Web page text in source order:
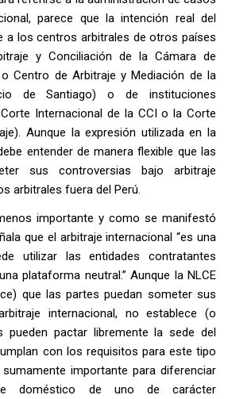
parece que la intención real del
a los centros arbitrales de otros países
y Conciliación de la Cámara de
Centro de Arbitraje y Mediación de la
de Santiago) o de instituciones
Internacional de la CCI o la Corte
Aunque la expresión utilizada en la
entender de manera flexible que las
sus controversias bajo arbitraje
arbitrales fuera del Perú.
importante y como se manifestó
que el arbitraje internacional “es una
utilizar las entidades contratantes
plataforma neutral.” Aunque la NLCE
que las partes puedan someter sus
internacional, no establece (o
pueden pactar libremente la sede del
con los requisitos para este tipo
importante para diferenciar
doméstico de uno de carácter